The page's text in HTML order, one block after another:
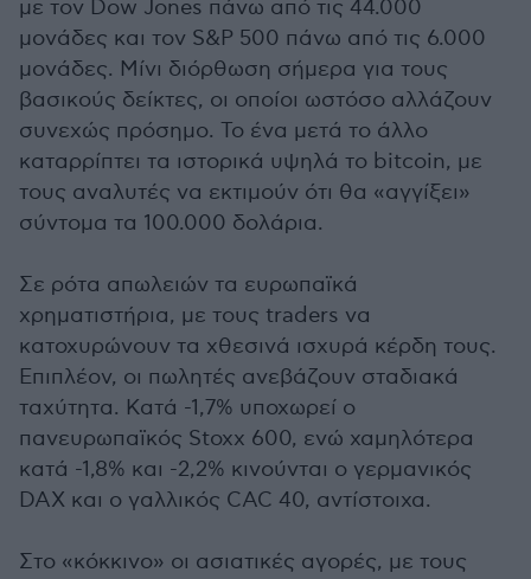
με τον Dow Jones πάνω από τις 44.000
μονάδες και τον S&P 500 πάνω από τις 6.000
μονάδες. Μίνι διόρθωση σήμερα για τους
βασικούς δείκτες, οι οποίοι ωστόσο αλλάζουν
συνεχώς πρόσημο. Το ένα μετά το άλλο
καταρρίπτει τα ιστορικά υψηλά το bitcoin, με
τους αναλυτές να εκτιμούν ότι θα «αγγίξει»
σύντομα τα 100.000 δολάρια.
Σε ρότα απωλειών τα ευρωπαϊκά
χρηματιστήρια, με τους traders να
κατοχυρώνουν τα χθεσινά ισχυρά κέρδη τους.
Επιπλέον, οι πωλητές ανεβάζουν σταδιακά
ταχύτητα. Κατά -1,7% υποχωρεί ο
πανευρωπαϊκός Stoxx 600, ενώ χαμηλότερα
κατά -1,8% και -2,2% κινούνται ο γερμανικός
DAX και ο γαλλικός CAC 40, αντίστοιχα.
Στο «κόκκινο» οι ασιατικές αγορές, με τους